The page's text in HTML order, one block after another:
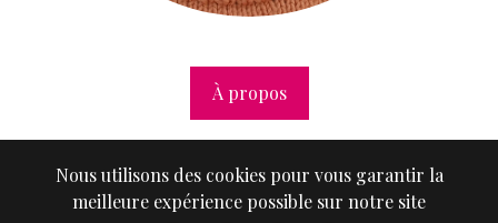
À propos
Nous utilisons des cookies pour vous garantir la
meilleure expérience possible sur notre site